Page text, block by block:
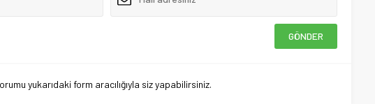
yukarıdaki form aracılığıyla siz yapabilirsiniz.